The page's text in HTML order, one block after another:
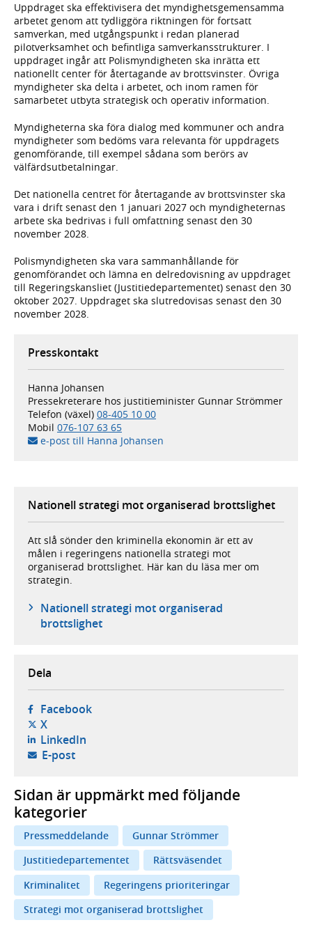
Uppdraget ska effektivisera det myndighetsgemensamma
arbetet genom att tydliggöra riktningen för fortsatt
samverkan, med utgångspunkt i redan planerad
pilotverksamhet och befintliga samverkansstrukturer. I
uppdraget ingår att Polismyndigheten ska inrätta ett
nationellt center för återtagande av brottsvinster. Övriga
myndigheter ska delta i arbetet, och inom ramen för
samarbetet utbyta strategisk och operativ information.
Myndigheterna ska föra dialog med kommuner och andra
myndigheter som bedöms vara relevanta för uppdragets
genomförande, till exempel sådana som berörs av
välfärdsutbetalningar.
Det nationella centret för återtagande av brottsvinster ska
vara i drift senast den 1 januari 2027 och myndigheternas
arbete ska bedrivas i full omfattning senast den 30
november 2028.
Polismyndigheten ska vara sammanhållande för
genomförandet och lämna en delredovisning av uppdraget
till Regeringskansliet (Justitiedepartementet) senast den 30
oktober 2027. Uppdraget ska slutredovisas senast den 30
november 2028.
Presskontakt
Hanna Johansen
Pressekreterare hos justitieminister Gunnar Strömmer
Telefon (växel) 08-405 10 00
Mobil 076-107 63 65
e-post till Hanna Johansen
Nationell strategi mot organiserad brottslighet
Att slå sönder den kriminella ekonomin är ett av
målen i regeringens nationella strategi mot
organiserad brottslighet. Här kan du läsa mer om
strategin.
Nationell strategi mot organiserad
brottslighet
Dela
Facebook- öppnas i ny flik, extern webbplats,
X- öppnas i ny flik, extern webbplats,
LinkedIn- öppnas i ny flik, extern webbplats,
E-post- öppnar din e-postklient,
Sidan är uppmärkt med följande
kategorier
Pressmeddelande
Gunnar Strömmer
Justitiedepartementet
Rättsväsendet
Kriminalitet
Regeringens prioriteringar
Strategi mot organiserad brottslighet